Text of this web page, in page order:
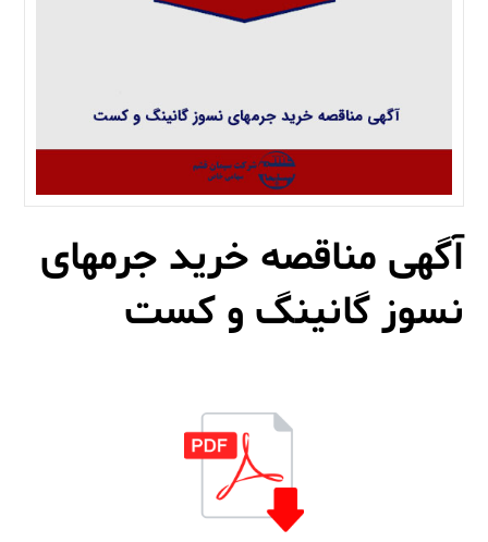
آگهی مناقصه خرید جرمهای
نسوز گانینگ و کست